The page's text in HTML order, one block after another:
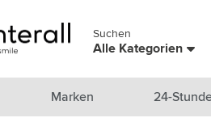
Suchen
Alle Kategorien
Marken 24-